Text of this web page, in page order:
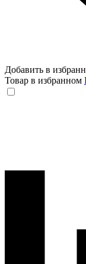
Добавить в
Товар в избранном